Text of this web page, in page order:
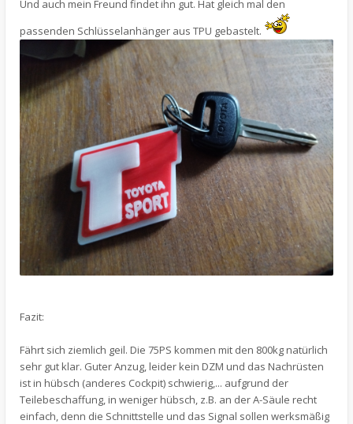
Und auch mein Freund findet ihn gut. Hat gleich mal den
passenden Schlüsselanhänger aus TPU gebastelt.
Fazit:
Fährt sich ziemlich geil. Die 75PS kommen mit den 800kg natürlich
sehr gut klar. Guter Anzug, leider kein DZM und das Nachrüsten
ist in hübsch (anderes Cockpit) schwierig,... aufgrund der
Teilebeschaffung, in weniger hübsch, z.B. an der A-Säule recht
einfach, denn die Schnittstelle und das Signal sollen werksmäßig